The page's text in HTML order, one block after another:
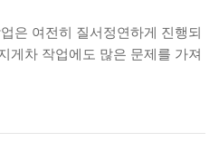
은 여전히 ​​질서정연하게 진행되
게차 작업에도 많은 문제를 가져
시 주의해야 할 사항에 대해
태 관찰 비오는 날 작업할 때는
면 상태에 주의해야 합니다. 폭
매우 미끄럽습니다. 이러한 장소